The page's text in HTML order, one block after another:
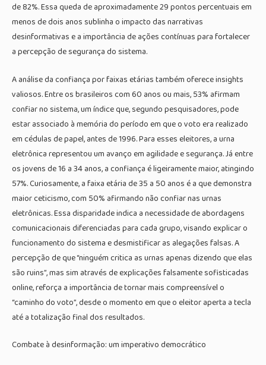
de 82%. Essa queda de aproximadamente 29 pontos percentuais em
menos de dois anos sublinha o impacto das narrativas
desinformativas e a importância de ações contínuas para fortalecer
a percepção de segurança do sistema.
A análise da confiança por faixas etárias também oferece insights
valiosos. Entre os brasileiros com 60 anos ou mais, 53% afirmam
confiar no sistema, um índice que, segundo pesquisadores, pode
estar associado à memória do período em que o voto era realizado
em cédulas de papel, antes de 1996. Para esses eleitores, a urna
eletrônica representou um avanço em agilidade e segurança. Já entre
os jovens de 16 a 34 anos, a confiança é ligeiramente maior, atingindo
57%. Curiosamente, a faixa etária de 35 a 50 anos é a que demonstra
maior ceticismo, com 50% afirmando não confiar nas urnas
eletrônicas. Essa disparidade indica a necessidade de abordagens
comunicacionais diferenciadas para cada grupo, visando explicar o
funcionamento do sistema e desmistificar as alegações falsas. A
percepção de que “ninguém critica as urnas apenas dizendo que elas
são ruins”, mas sim através de explicações falsamente sofisticadas
online, reforça a importância de tornar mais compreensível o
“caminho do voto”, desde o momento em que o eleitor aperta a tecla
até a totalização final dos resultados.
Combate à desinformação: um imperativo democrático